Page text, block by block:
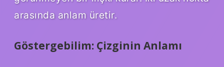
arasında anlam üretir.
Göstergebilim: Çizginin Anlamı